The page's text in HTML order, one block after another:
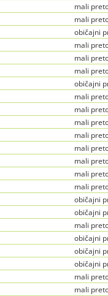
mali
mali
običajni
mali
mali
mali
običajni
mali
mali
mali
mali
mali
mali
mali
mali
običajni
običajni
mali
običajni
običajni
običajni
mali
mali